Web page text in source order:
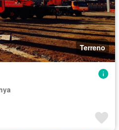
Terreno